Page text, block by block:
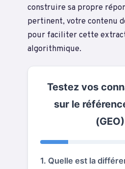
construire sa propre
pertinent, votre contenu
pour faciliter cette
algorithmique.
Testez vos
sur le
(GEO)
1. Quelle est la